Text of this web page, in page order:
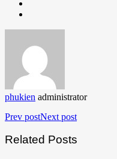
phukien administrator
Prev postNext post
Related Posts